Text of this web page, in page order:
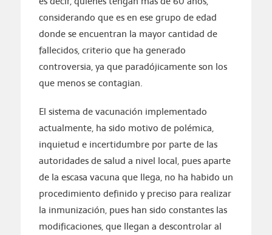
considerando que es en ese grupo de edad
donde se encuentran la mayor cantidad de
fallecidos, criterio que ha generado
controversia, ya que paradójicamente son los
que menos se contagian.
El sistema de vacunación implementado
actualmente, ha sido motivo de polémica,
inquietud e incertidumbre por parte de las
autoridades de salud a nivel local, pues aparte
de la escasa vacuna que llega, no ha habido un
procedimiento definido y preciso para realizar
la inmunización, pues han sido constantes las
modificaciones, que llegan a descontrolar al